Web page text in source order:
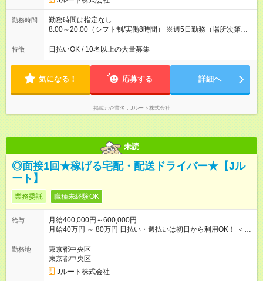
(日休み) ■月収80万円(43歳男性/墨田区在住)※元営業 1日200個
勤務時間
勤務時間は指定なし
8:00～20:00（シフト制/実働8時間） ※週5日勤務（場所次第で
は週4も有り） ※配達状況によって時間外での勤務可能性有り ※
案件により多少の前後あり ※配達が完了次第、帰社OKです
特徴 日払いOK / 10名以上の大量募集
気になる！ 応募する 詳細へ
掲載元企業名 Jルート株式会社
未読
◎面接1回★稼げる宅配・配送ドライバー★【Jル
ート】
業務委託 職種未経験OK
給与
月給400,000円～600,000円
月給40万円 ～ 80万円 日払い・週払いは初日から利用OK！ ＜想
定年収＞ 480万円 ～ 960万円 ★配達個数が増えるとさらに給与
UP！ ★1番稼ぐ人で月120万ほど！ ＜平均収入イメージ＞ ・主
要都市エリア 月収50万円／週5日稼働 月収60万~80万円／週6日
稼働 ・地方郊外エリア 月収40万円／週5日稼働 月収45万円~60
万円／週6日稼働 【試用期間】試用期間なし
勤務地
東京都中央区
東京都中央区
Jルート株式会社